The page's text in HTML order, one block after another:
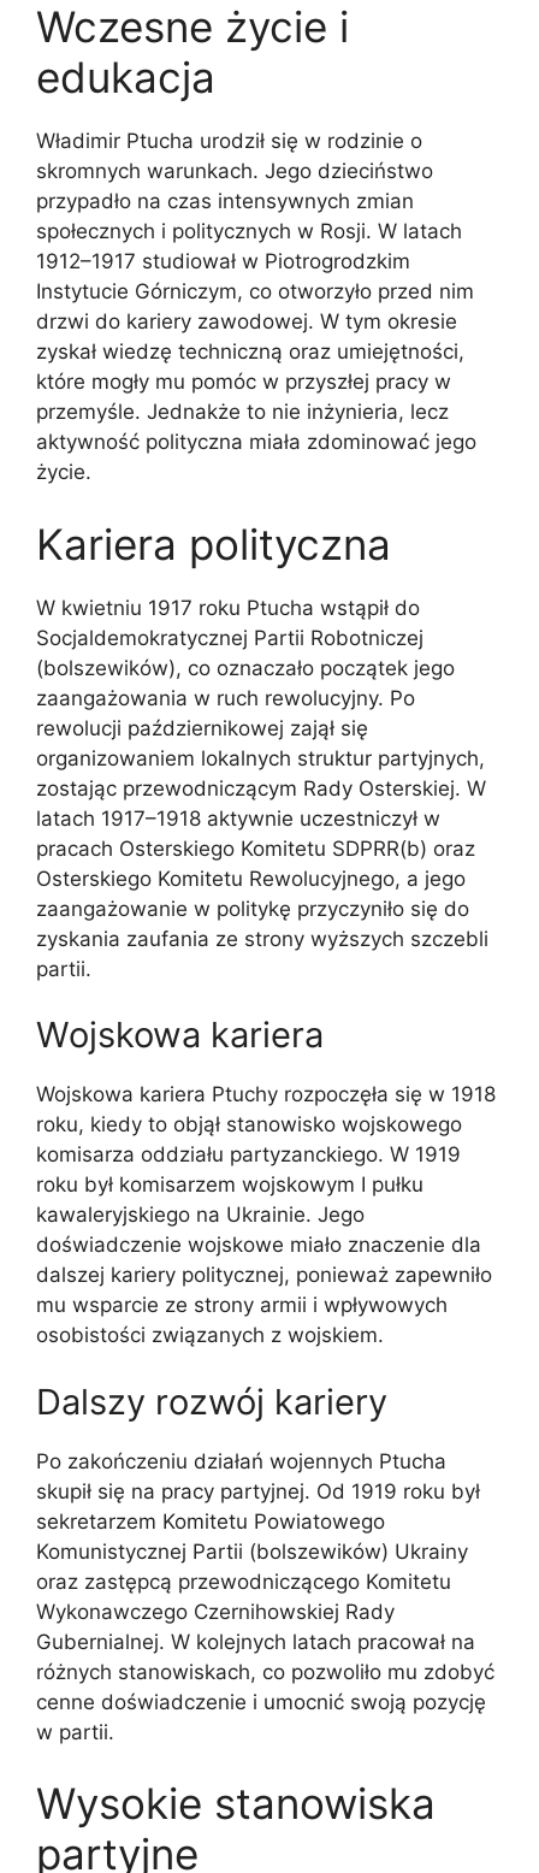
Wczesne życie i
edukacja
Władimir Ptucha urodził się w rodzinie o
skromnych warunkach. Jego dzieciństwo
przypadło na czas intensywnych zmian
społecznych i politycznych w Rosji. W latach
1912–1917 studiował w Piotrogrodzkim
Instytucie Górniczym, co otworzyło przed nim
drzwi do kariery zawodowej. W tym okresie
zyskał wiedzę techniczną oraz umiejętności,
które mogły mu pomóc w przyszłej pracy w
przemyśle. Jednakże to nie inżynieria, lecz
aktywność polityczna miała zdominować jego
życie.
Kariera polityczna
W kwietniu 1917 roku Ptucha wstąpił do
Socjaldemokratycznej Partii Robotniczej
(bolszewików), co oznaczało początek jego
zaangażowania w ruch rewolucyjny. Po
rewolucji październikowej zajął się
organizowaniem lokalnych struktur partyjnych,
zostając przewodniczącym Rady Osterskiej. W
latach 1917–1918 aktywnie uczestniczył w
pracach Osterskiego Komitetu SDPRR(b) oraz
Osterskiego Komitetu Rewolucyjnego, a jego
zaangażowanie w politykę przyczyniło się do
zyskania zaufania ze strony wyższych szczebli
partii.
Wojskowa kariera
Wojskowa kariera Ptuchy rozpoczęła się w 1918
roku, kiedy to objął stanowisko wojskowego
komisarza oddziału partyzanckiego. W 1919
roku był komisarzem wojskowym I pułku
kawaleryjskiego na Ukrainie. Jego
doświadczenie wojskowe miało znaczenie dla
dalszej kariery politycznej, ponieważ zapewniło
mu wsparcie ze strony armii i wpływowych
osobistości związanych z wojskiem.
Dalszy rozwój kariery
Po zakończeniu działań wojennych Ptucha
skupił się na pracy partyjnej. Od 1919 roku był
sekretarzem Komitetu Powiatowego
Komunistycznej Partii (bolszewików) Ukrainy
oraz zastępcą przewodniczącego Komitetu
Wykonawczego Czernihowskiej Rady
Gubernialnej. W kolejnych latach pracował na
różnych stanowiskach, co pozwoliło mu zdobyć
cenne doświadczenie i umocnić swoją pozycję
w partii.
Wysokie stanowiska
partyjne